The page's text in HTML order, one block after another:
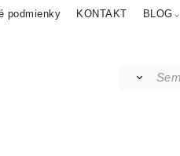
podmienky KONTAKT BLOG